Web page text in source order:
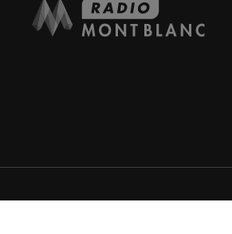
29.07.2026